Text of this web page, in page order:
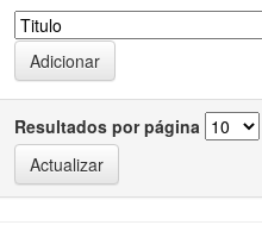
Resultados por página